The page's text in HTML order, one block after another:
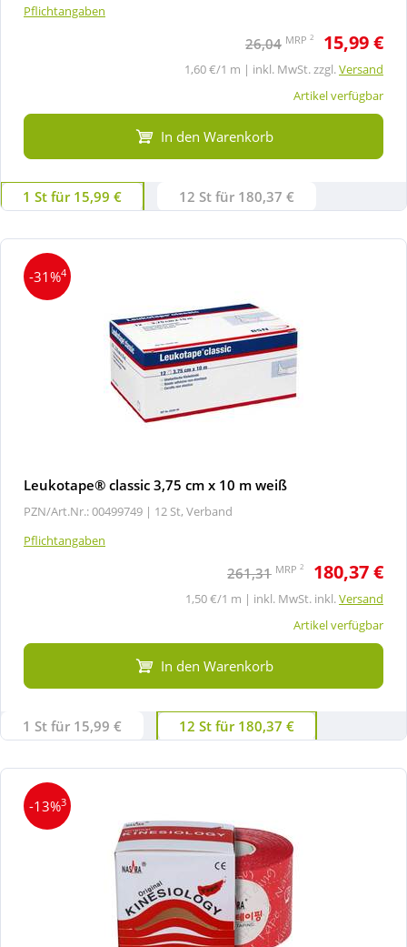
Pflichtangaben
26,04 MRP 2 15,99 €
1,60 €/1 m | inkl. MwSt. zzgl.Versand
Artikel verfügbar
In den Warenkorb
1 St für 15,99 € 12 St für 180,37 €
-31%4
Leukotape® classic 3,75 cm x 10 m weiß
PZN/Art.Nr.: 00499749 | 12 St, Verband
Pflichtangaben
261,31 MRP 2 180,37 €
1,50 €/1 m | inkl. MwSt. inkl.Versand
Artikel verfügbar
In den Warenkorb
1 St für 15,99 € 12 St für 180,37 €
-13%3